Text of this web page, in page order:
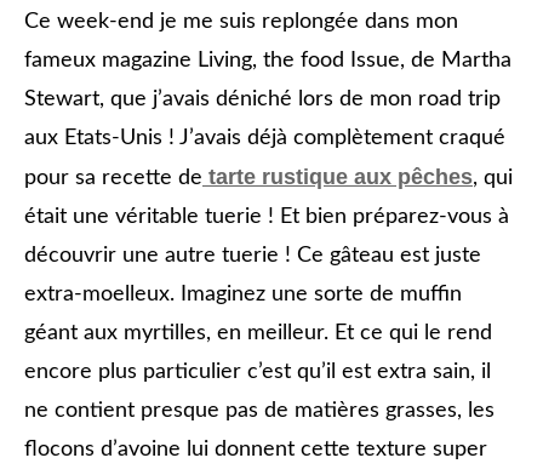
Ce week-end je me suis replongée dans mon
fameux magazine Living, the food Issue, de Martha
Stewart, que j’avais déniché lors de mon road trip
aux Etats-Unis ! J’avais déjà complètement craqué
pour sa recette de tarte rustique aux pêches, qui
était une véritable tuerie ! Et bien préparez-vous à
découvrir une autre tuerie ! Ce gâteau est juste
extra-moelleux. Imaginez une sorte de muffin
géant aux myrtilles, en meilleur. Et ce qui le rend
encore plus particulier c’est qu’il est extra sain, il
ne contient presque pas de matières grasses, les
flocons d’avoine lui donnent cette texture super